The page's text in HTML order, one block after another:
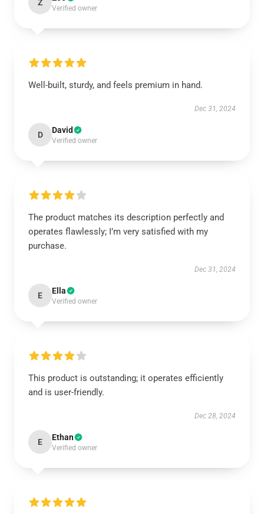
Z
Verified owner
Well-built, sturdy, and feels premium in hand.
Dec 31, 2024
D David
Verified owner
The product matches its description perfectly and
operates flawlessly; I’m very satisfied with my
purchase.
Dec 31, 2024
E Ella
Verified owner
This product is outstanding; it operates efficiently
and is user-friendly.
Dec 28, 2024
E Ethan
Verified owner